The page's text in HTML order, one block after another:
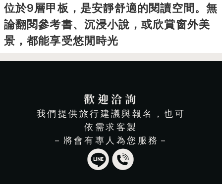
位於9層甲板，是安靜舒適的閱讀空間。無
論翻閱參考書、沉浸小說，或欣賞窗外美
景，都能享受悠閒時光
歡迎洽詢
我們提供旅行建議與報名，也可
依需求客製
－將會有專人為您服務－